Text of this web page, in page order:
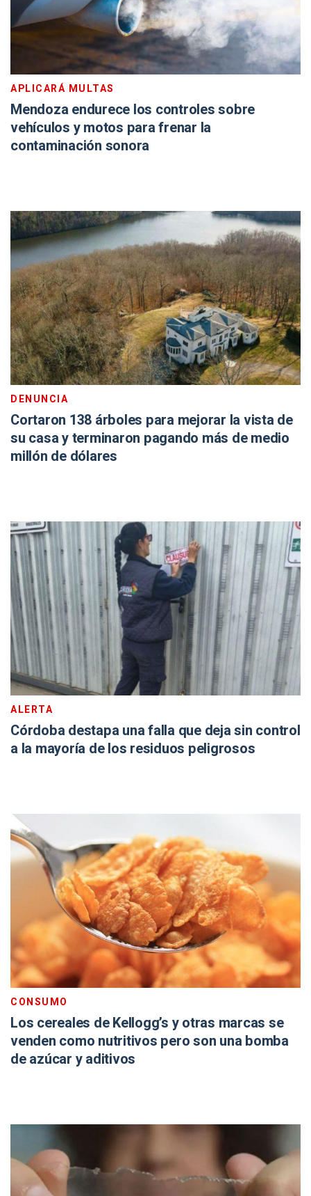
APLICARÁ MULTAS
Mendoza endurece los controles sobre
vehículos y motos para frenar la
contaminación sonora
DENUNCIA
Cortaron 138 árboles para mejorar la vista de
su casa y terminaron pagando más de medio
millón de dólares
ALERTA
Córdoba destapa una falla que deja sin control
a la mayoría de los residuos peligrosos
CONSUMO
Los cereales de Kellogg’s y otras marcas se
venden como nutritivos pero son una bomba
de azúcar y aditivos